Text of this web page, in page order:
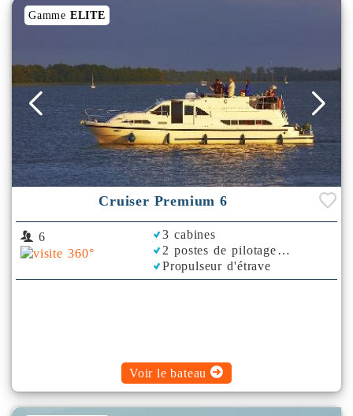
Gamme ELITE
Cruiser Premium 6
6
3 cabines
2 postes de pilotage
Propulseur d'étrave
Bimini
Voir le bateau